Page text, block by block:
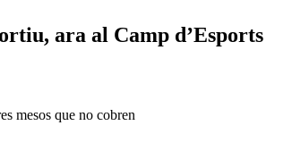
ara al Camp d’Esports
mesos que no cobren